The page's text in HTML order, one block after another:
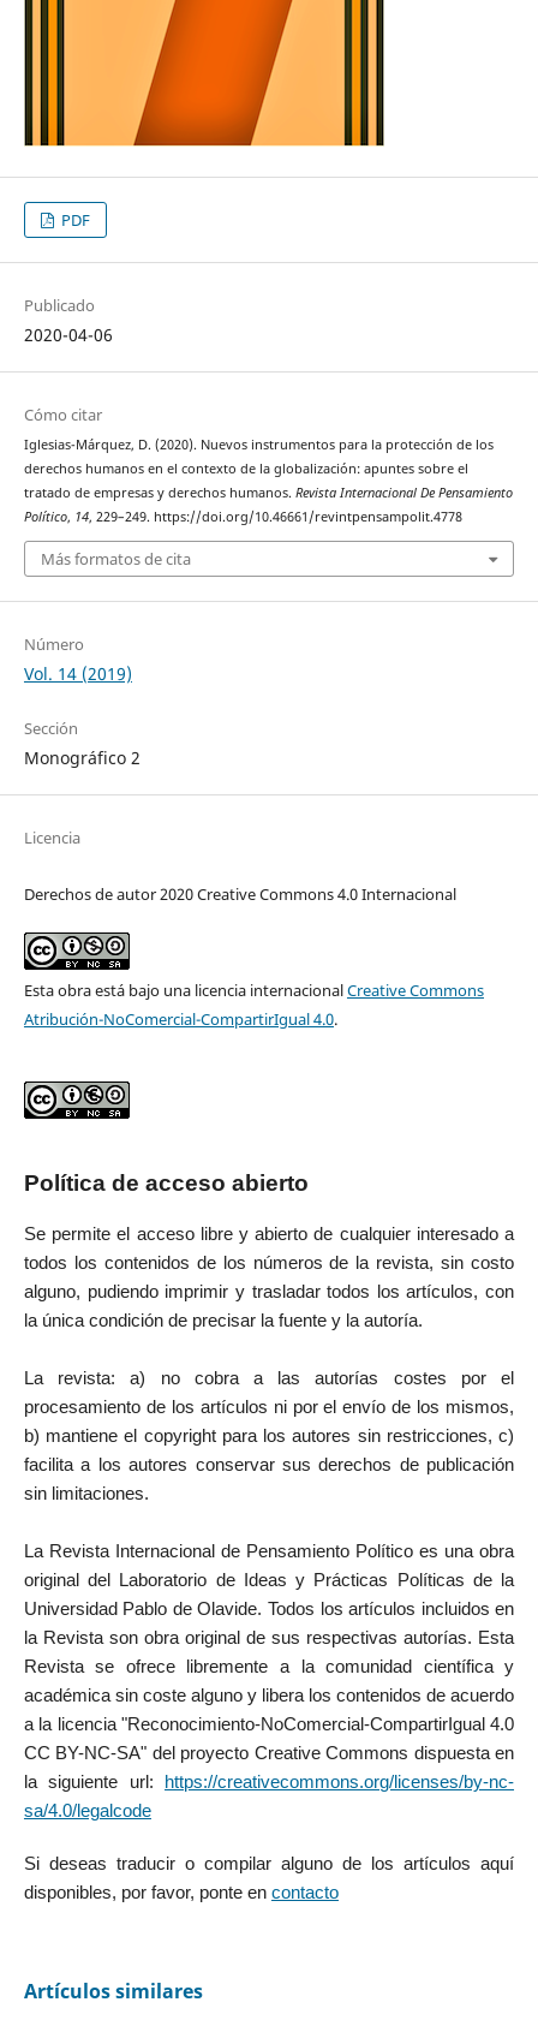
PDF
Publicado
2020-04-06
Cómo citar
Iglesias-Márquez, D. (2020). Nuevos instrumentos para la protección de los
derechos humanos en el contexto de la globalización: apuntes sobre el
tratado de empresas y derechos humanos. Revista Internacional De Pensamiento
Político, 14, 229–249. https://doi.org/10.46661/revintpensampolit.4778
Más formatos de cita
Número
Vol. 14 (2019)
Sección
Monográfico 2
Licencia
Derechos de autor 2020 Creative Commons 4.0 Internacional
Esta obra está bajo una licencia internacionalCreative Commons
Atribución-NoComercial-CompartirIgual 4.0.
Política de acceso abierto
Se permite el acceso libre y abierto de cualquier interesado a
todos los contenidos de los números de la revista, sin costo
alguno, pudiendo imprimir y trasladar todos los artículos, con
la única condición de precisar la fuente y la autoría.
La revista: a) no cobra a las autorías costes por el
procesamiento de los artículos ni por el envío de los mismos,
b) mantiene el copyright para los autores sin restricciones, c)
facilita a los autores conservar sus derechos de publicación
sin limitaciones.
La Revista Internacional de Pensamiento Político es una obra
original del Laboratorio de Ideas y Prácticas Políticas de la
Universidad Pablo de Olavide. Todos los artículos incluidos en
la Revista son obra original de sus respectivas autorías. Esta
Revista se ofrece libremente a la comunidad científica y
académica sin coste alguno y libera los contenidos de acuerdo
a la licencia "Reconocimiento-NoComercial-CompartirIgual 4.0
CC BY-NC-SA" del proyecto Creative Commons dispuesta en
la siguiente url:
https://creativecommons.org/licenses/by-nc-
sa/4.0/legalcode
Si deseas traducir o compilar alguno de los artículos aquí
disponibles, por favor, ponte en contacto
Artículos similares